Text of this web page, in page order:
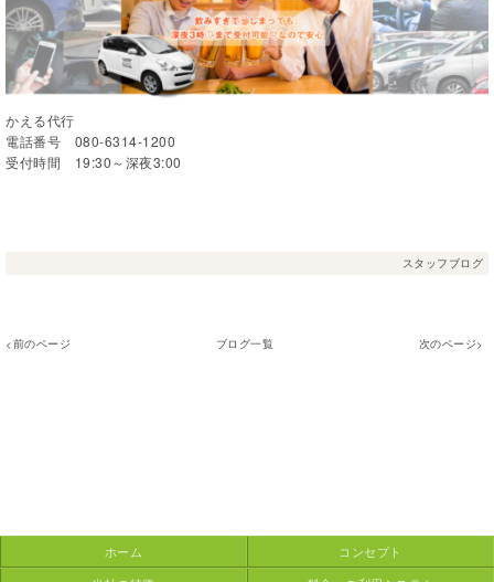
かえる代行
電話番号 080-6314-1200
受付時間 19:30～深夜3:00
スタッフブログ
<前のページ ブログ一覧 次のページ>
ホーム
コンセプト